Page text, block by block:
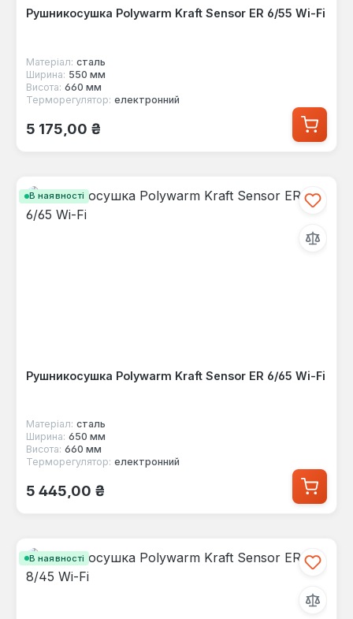
Рушникосушка Polywarm Kraft Sensor ER 6/55 Wi-Fi
Матеріал: сталь
Ширина: 550 мм
Висота: 660 мм
Терморегулятор: електронний
Звичайна ціна:
5 175,00 ₴
В наявності
Рушникосушка Polywarm Kraft Sensor ER 6/65 Wi-Fi
Матеріал: сталь
Ширина: 650 мм
Висота: 660 мм
Терморегулятор: електронний
Звичайна ціна:
5 445,00 ₴
В наявності